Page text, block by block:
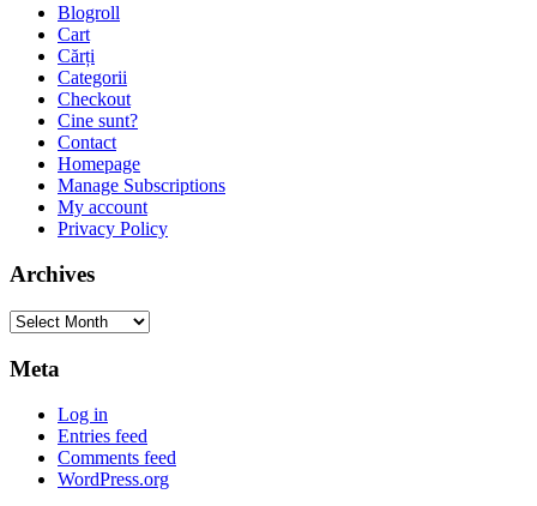
Blogroll
Cart
Cărți
Categorii
Checkout
Cine sunt?
Contact
Homepage
Manage Subscriptions
My account
Privacy Policy
Archives
Archives
Meta
Log in
Entries feed
Comments feed
WordPress.org